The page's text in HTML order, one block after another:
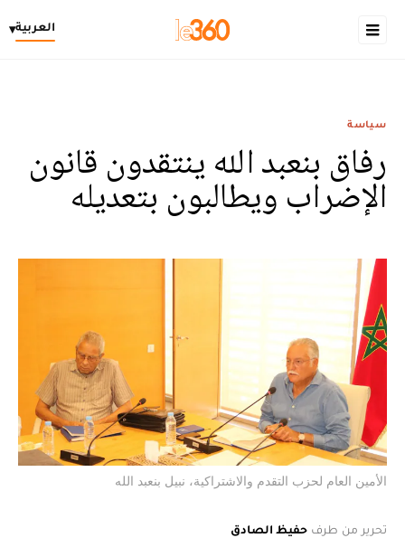
العربية▾
سياسة
رفاق بنعبد الله ينتقدون قانون
الإضراب ويطالبون بتعديله
الأمين العام لحزب التقدم والاشتراكية، نبيل بنعبد الله
تحرير من طرف حفيظ الصادق